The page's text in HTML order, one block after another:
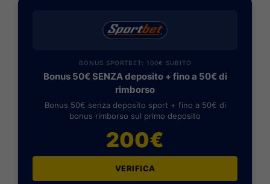
BONUS SPORTBET: 100€ SUBITO
Bonus 50€ SENZA deposito + fino a 50€ di
rimborso
Bonus 50€ senza deposito sport + fino a 50€ di
bonus rimborso sul primo deposito
200€
VERIFICA